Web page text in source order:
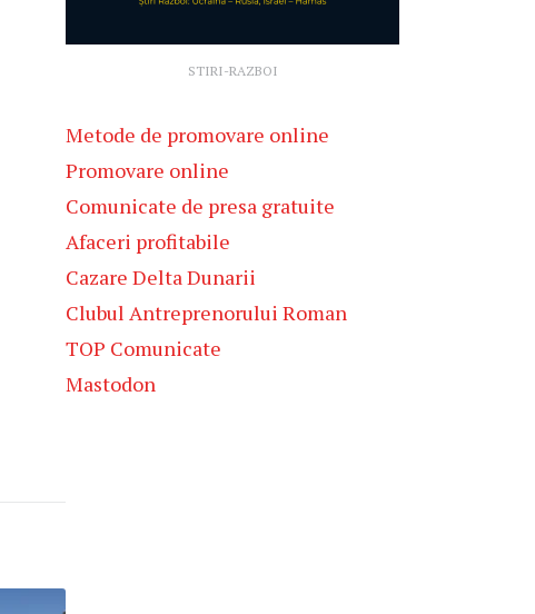
STIRI-RAZBOI
Metode de promovare online
Promovare online
Comunicate de presa gratuite
Afaceri profitabile
Cazare Delta Dunarii
Clubul Antreprenorului Roman
TOP Comunicate
Mastodon